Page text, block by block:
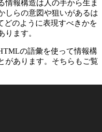
情報構造は人の手から生ま
しらの意図や狙いがあるは
どのように表現すべきかを
ります。
の語彙を使って情報構
があります。そちらもご覧